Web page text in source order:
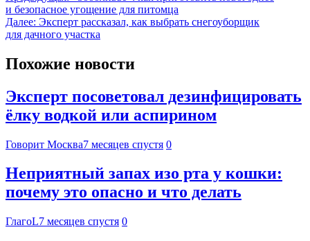
и безопасное угощение для питомца
Далее: Эксперт рассказал, как выбрать снегоуборщик
для дачного участка
Похожие новости
Эксперт посоветовал дезинфицировать
ёлку водкой или аспирином
Говорит Москва7 месяцев спустя 0
Неприятный запах изо рта у кошки:
почему это опасно и что делать
ГлагоL7 месяцев спустя 0